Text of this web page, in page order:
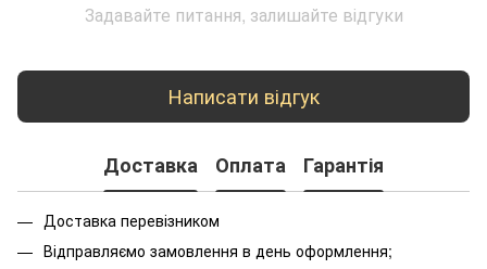
Задавайте питання, залишайте відгуки
Написати відгук
Доставка Оплата Гарантія
Доставка перевізником
Відправляємо замовлення в день оформлення;